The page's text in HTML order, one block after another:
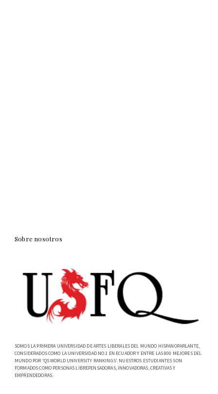
Sobre nosotros
SOMOS LA PRIMERA UNIVERSIDAD DE ARTES LIBERALES DEL MUNDO HISPANOPARLANTE,
CONSIDERADOS COMO LA UNIVERSIDAD NO.1 EN ECUADOR Y ENTRE LAS 800 MEJORES DEL
MUNDO POR 'QS WORLD UNIVERSITY RANKINGS'. NUESTROS ESTUDIANTES SON
FORMADOS COMO PERSONAS LIBREPENSADORAS, INNOVADORAS, CREATIVAS Y
EMPRENDEDORAS.